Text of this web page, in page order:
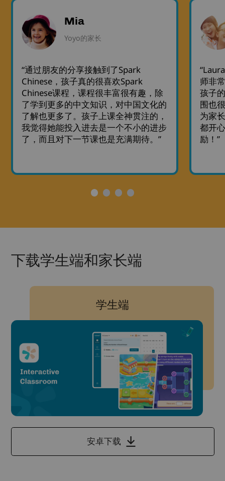
Mia
Yoyo的家长
“通过朋友的分享接触到了Spark
Chinese，孩子真的很喜欢Spark
Chinese课程，课程很丰富很有趣，除
了学到更多的中文知识，对中国文化的
了解也更多了。孩子上课全神贯注的，
我觉得她能投入进去是一个不小的进步
了，而且对下一节课也是充满期待。”
师非
孩子
围也
为家
都开
励！”
下载学生端和家长端
学生端
安卓下载